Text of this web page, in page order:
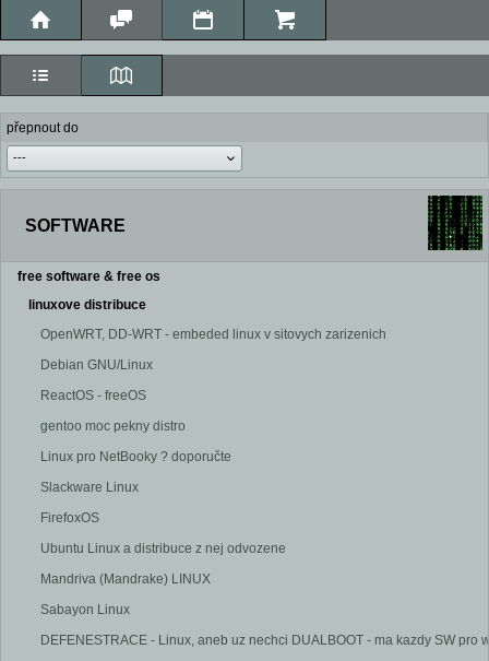
přepnout do
SOFTWARE
free software & free os
linuxove distribuce
OpenWRT, DD-WRT - embeded linux v sitovych zarizenich
Debian GNU/Linux
ReactOS - freeOS
gentoo moc pekny distro
Linux pro NetBooky ? doporučte
Slackware Linux
FirefoxOS
Ubuntu Linux a distribuce z nej odvozene
Mandriva (Mandrake) LINUX
Sabayon Linux
DEFENESTRACE - Linux, aneb uz nechci DUALBOOT - ma kazdy SW